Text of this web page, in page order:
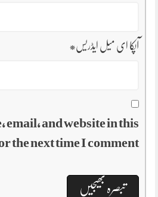
آپکا ای میل ایڈریس*
email, and website in this
the next time I comment.